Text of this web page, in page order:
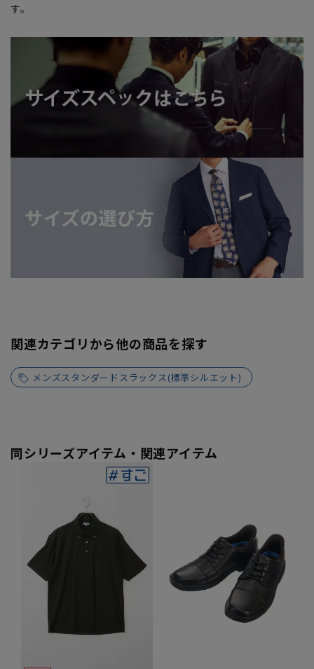
す。
関連カテゴリから他の商品を探す
メンズスタンダードスラックス(標準シルエット)
同シリーズアイテム・関連アイテム